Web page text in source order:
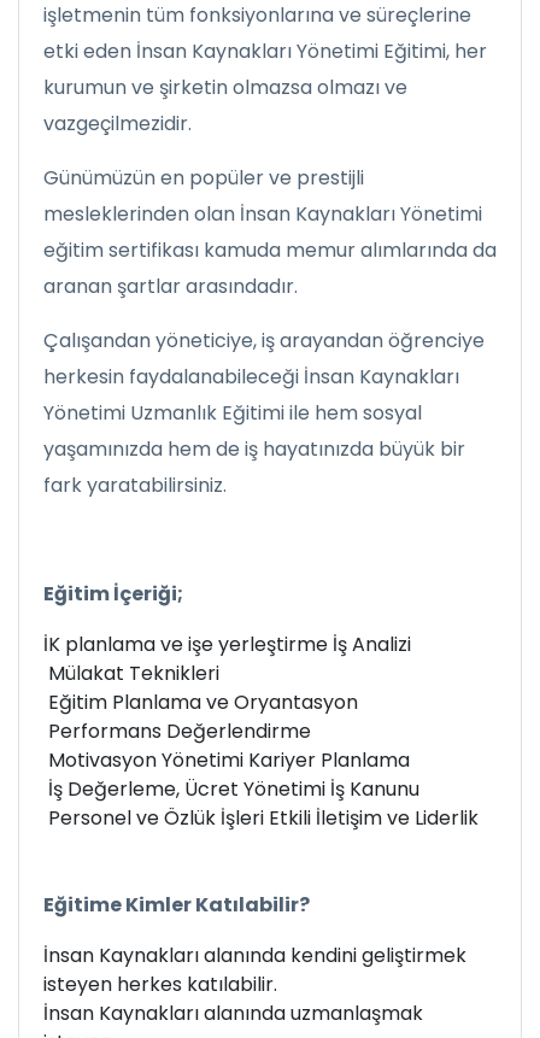
işletmenin tüm fonksiyonlarına ve süreçlerine
etki eden İnsan Kaynakları Yönetimi Eğitimi, her
kurumun ve şirketin olmazsa olmazı ve
vazgeçilmezidir.
Günümüzün en popüler ve prestijli
mesleklerinden olan İnsan Kaynakları Yönetimi
eğitim sertifikası kamuda memur alımlarında da
aranan şartlar arasındadır.
Çalışandan yöneticiye, iş arayandan öğrenciye
herkesin faydalanabileceği İnsan Kaynakları
Yönetimi Uzmanlık Eğitimi ile hem sosyal
yaşamınızda hem de iş hayatınızda büyük bir
fark yaratabilirsiniz.
Eğitim İçeriği;
İK planlama ve işe yerleştirme İş Analizi
Mülakat Teknikleri
Eğitim Planlama ve Oryantasyon
Performans Değerlendirme
Motivasyon Yönetimi Kariyer Planlama
İş Değerleme, Ücret Yönetimi İş Kanunu
Personel ve Özlük İşleri Etkili İletişim ve Liderlik
Eğitime Kimler Katılabilir?
İnsan Kaynakları alanında kendini geliştirmek
isteyen herkes katılabilir.
İnsan Kaynakları alanında uzmanlaşmak